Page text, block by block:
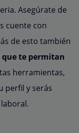
Asegúrate de
cuente con
de esto también
te permitan
herramientas,
perfil y serás